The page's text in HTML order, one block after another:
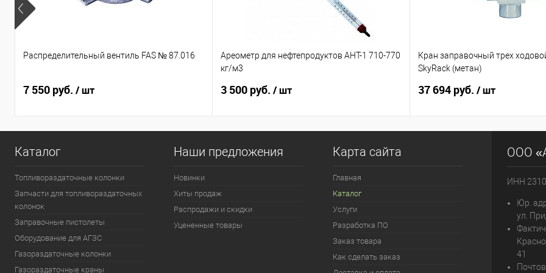
Распределительный вентиль FAS № 87.016
7 550 руб. / шт
Ареометр для нефтепродуктов АНТ-1 710-770
кг/м3
3 500 руб. / шт
Кран заправочный трех
SkyRack (метан)
37 694 руб. / шт
Каталог
Топливораздаточные колонки
Запчасти для топливораздаточных
колонок
Заправочные пистолеты
Оборудование для АГЗС
Газораздаточные колонки
Газораздаточные краны
Наши предложения
Новинки
Хиты продаж
Распродажи и скидки
Уцененные товары
Карта сайта
Главная
Каталог
Услуги
Разработка ПО
Заказ товара
Как сделать заказ
ООО
ИНН
Юр.
ул.
41